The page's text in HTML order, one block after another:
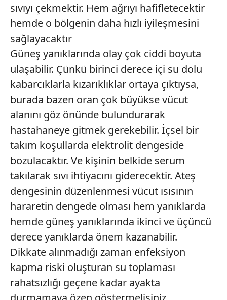
sıvıyı çekmektir. Hem ağrıyı hafifletecektir
hemde o bölgenin daha hızlı iyileşmesini
sağlayacaktır
Güneş yanıklarında olay çok ciddi boyuta
ulaşabilir. Çünkü birinci derece içi su dolu
kabarcıklarla kızarıklıklar ortaya çıktıysa,
burada bazen oran çok büyükse vücut
alanını göz önünde bulundurarak
hastahaneye gitmek gerekebilir. İçsel bir
takım koşullarda elektrolit dengeside
bozulacaktır. Ve kişinin belkide serum
takılarak sıvı ihtiyacını giderecektir. Ateş
dengesinin düzenlenmesi vücut ısısının
hararetin dengede olması hem yanıklarda
hemde güneş yanıklarında ikinci ve üçüncü
derece yanıklarda önem kazanabilir.
Dikkate alınmadığı zaman enfeksiyon
kapma riski oluşturan su toplaması
rahatsızlığı geçene kadar ayakta